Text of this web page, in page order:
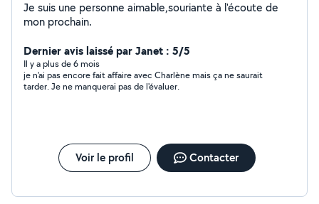
Je suis une personne aimable,souriante à l'écoute de
mon prochain.
Dernier avis laissé par Janet : 5/5
Il y a plus de 6 mois
je n'ai pas encore fait affaire avec Charlène mais ça ne saurait
tarder. Je ne manquerai pas de l'évaluer.
Voir le profil Contacter